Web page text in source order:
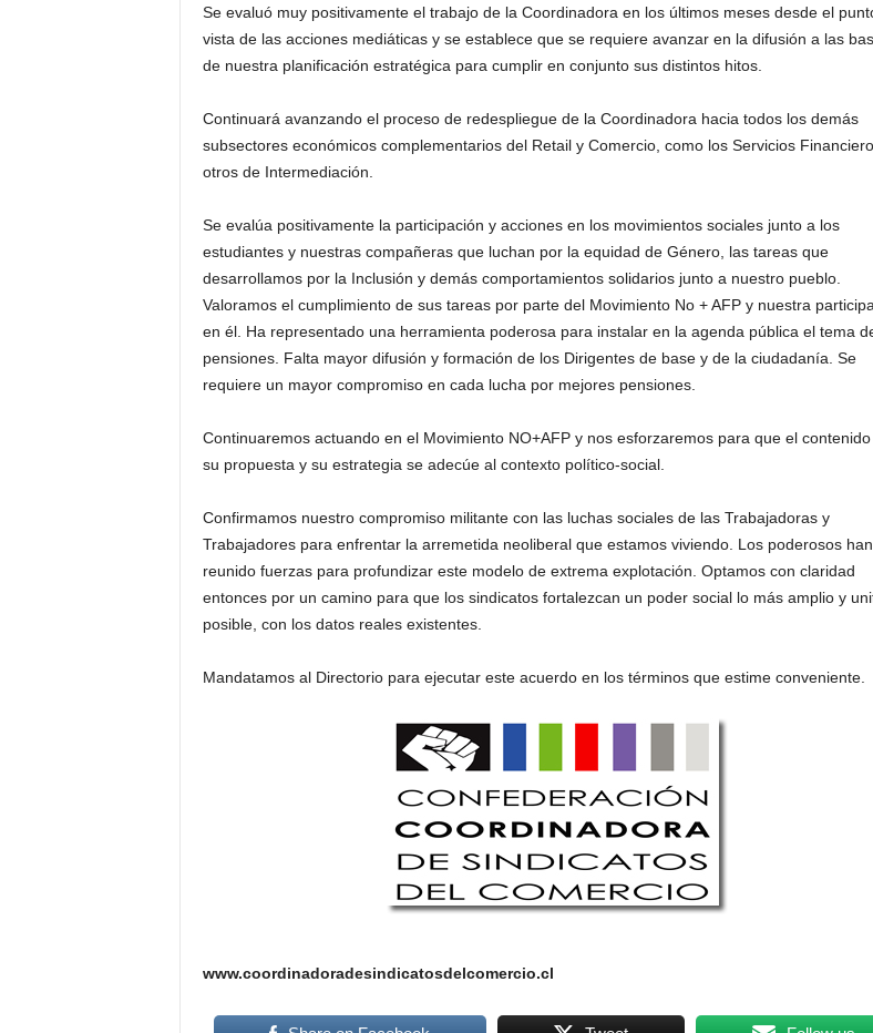
Se evaluó muy positivamente el trabajo de la Coordinadora en los últimos meses desde el
vista de las acciones mediáticas y se establece que se requiere avanzar en la difusión a las
de nuestra planificación estratégica para cumplir en conjunto sus distintos hitos.
Continuará avanzando el proceso de redespliegue de la Coordinadora hacia todos los demás
subsectores económicos complementarios del Retail y Comercio, como los Servicios
otros de Intermediación.
Se evalúa positivamente la participación y acciones en los movimientos sociales junto a los
estudiantes y nuestras compañeras que luchan por la equidad de Género, las tareas que
desarrollamos por la Inclusión y demás comportamientos solidarios junto a nuestro pueblo.
Valoramos el cumplimiento de sus tareas por parte del Movimiento No + AFP y nuestra
en él. Ha representado una herramienta poderosa para instalar en la agenda pública el tema
pensiones. Falta mayor difusión y formación de los Dirigentes de base y de la ciudadanía. Se
requiere un mayor compromiso en cada lucha por mejores pensiones.
Continuaremos actuando en el Movimiento NO+AFP y nos esforzaremos para que el
su propuesta y su estrategia se adecúe al contexto político-social.
Confirmamos nuestro compromiso militante con las luchas sociales de las Trabajadoras y
Trabajadores para enfrentar la arremetida neoliberal que estamos viviendo. Los poderosos han
reunido fuerzas para profundizar este modelo de extrema explotación. Optamos con claridad
entonces por un camino para que los sindicatos fortalezcan un poder social lo más amplio y
posible, con los datos reales existentes.
Mandatamos al Directorio para ejecutar este acuerdo en los términos que estime conveniente.
www.coordinadoradesindicatosdelcomercio.cl